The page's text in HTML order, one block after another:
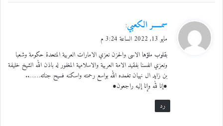
ي
ل
سمـــــر الكعبي:
مايو 13, 2022 الساعة 3:24 م
بقلوب ملؤها الاسى والحزن نعزي الامارات العربية المتحدة حكومة وشعبا
ونعزي انفسنا بفقيد الامة العربية والاسلامية المغفور له باذن الله الشيخ خليفة
بن زايد ال نهيان تغمده الله بواسع رحمته واسكنه فسيح جناته……..
●إنا لله وإنا إليه راجعون●
رد